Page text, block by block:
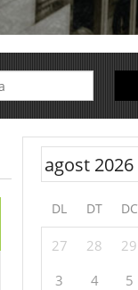
DL DT DC
27 28 29
3
4 5